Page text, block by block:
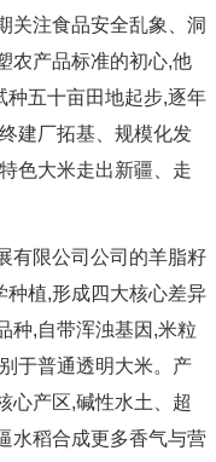
关注食品安全乱象、洞
农产品标准的初心,他
种五十亩田地起步,逐年
建厂拓基、规模化发
色大米走出新疆、走
有限公司公司的羊脂籽
种植,形成四大核心差异
种,自带浑浊基因,米粒
于普通透明大米。产
心产区,碱性水土、超
水稻合成更多香气与营